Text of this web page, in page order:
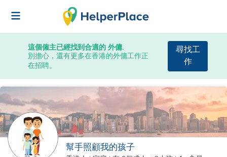
這個僱主已經找到合適的 外傭.
別擔心，還有更多在香港的外傭工作正
在招聘。
尋找工
作
幫手照顧我的孩子